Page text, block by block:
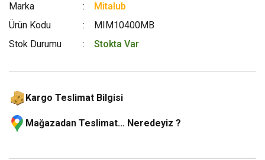
Marka
Mitalub
Ürün Kodu
MIM10400MB
Stok Durumu
Stokta Var
Kargo Teslimat Bilgisi
Mağazadan Teslimat... Neredeyiz ?